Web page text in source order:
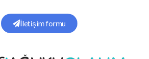
İletişim formu